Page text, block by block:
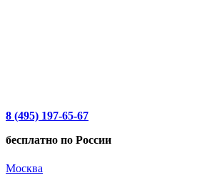
8 (495) 197-65-67
бесплатно по России
Москва